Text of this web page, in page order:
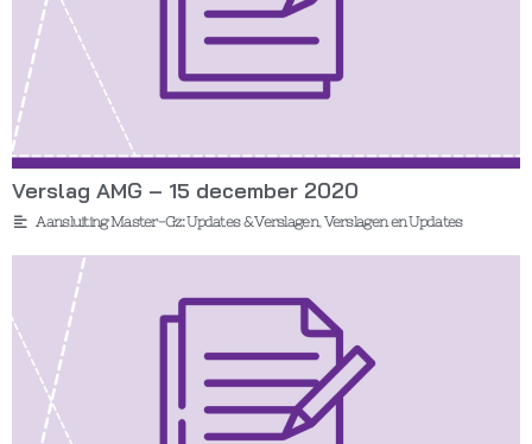
Verslag AMG – 15 december 2020
Aansluiting Master-Gz: Updates & Verslagen, Verslagen en Updates